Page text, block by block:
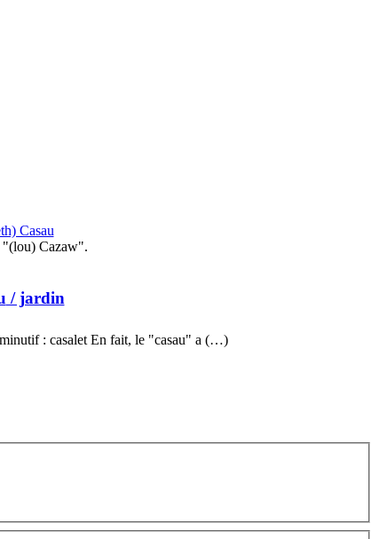
Casau
"(lou) Cazaw".
/ jardin
: casalet En fait, le "casau" a (…)